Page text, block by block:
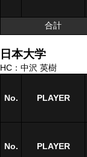
合計
合計
日本大学
HC：中沢 英樹
No. PLAYER
No. PLAYER
No. PLAYER
No. PLAYER